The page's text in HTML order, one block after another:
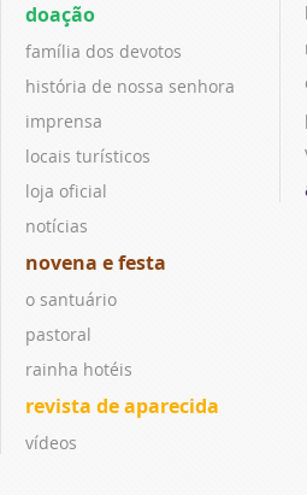
doação
família dos devotos
história de nossa senhora
imprensa
locais turísticos
loja oficial
notícias
novena e festa
o santuário
pastoral
rainha hotéis
revista de aparecida
vídeos